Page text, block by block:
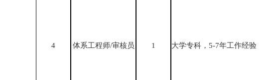
4 体系工程师/审核员 1 大学专科，5-7年工作经验